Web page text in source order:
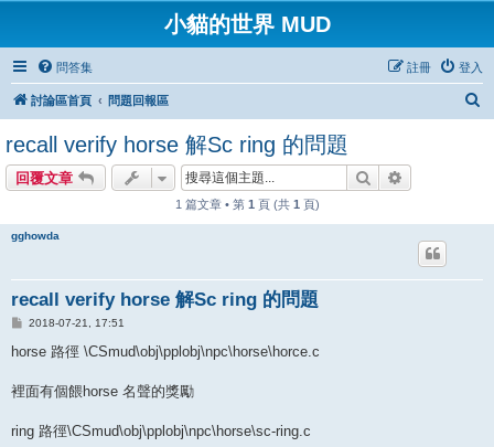
小貓的世界 MUD
問答集 登入
註冊
討論區首頁 問題回報區
recall verify horse 解Sc ring 的問題
回覆文章 搜尋
1 篇文章 • 第 1 頁 (共 1 頁)
gghowda
recall verify horse 解Sc ring 的問題
文
2018-07-21, 17:51
horse 路徑 \CSmud\obj\pplobj\npc\horse\horce.c
裡面有個餵horse 名聲的獎勵
ring 路徑\CSmud\obj\pplobj\npc\horse\sc-ring.c